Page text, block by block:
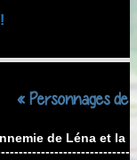
« Personnages de
de Léna et la